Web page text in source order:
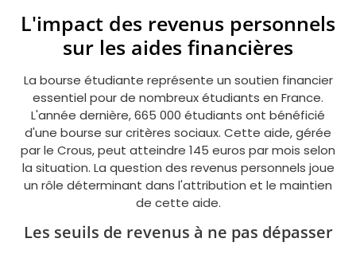
L'impact des revenus personnels
sur les aides financières
La bourse étudiante représente un soutien financier
essentiel pour de nombreux étudiants en France.
L'année dernière, 665 000 étudiants ont bénéficié
d'une bourse sur critères sociaux. Cette aide, gérée
par le Crous, peut atteindre 145 euros par mois selon
la situation. La question des revenus personnels joue
un rôle déterminant dans l'attribution et le maintien
de cette aide.
Les seuils de revenus à ne pas dépasser